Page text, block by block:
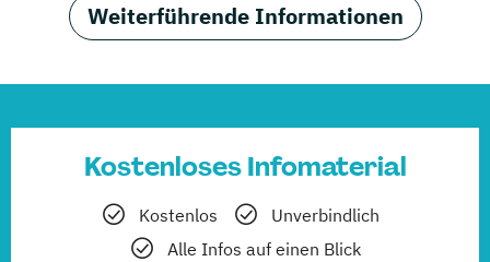
Weiterführende Informationen
Kostenloses Infomaterial
Kostenlos
Unverbindlich
Alle Infos auf einen Blick